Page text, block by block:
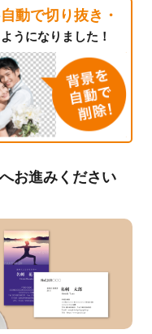
自動で切り抜き・
うになりました！
お進みください